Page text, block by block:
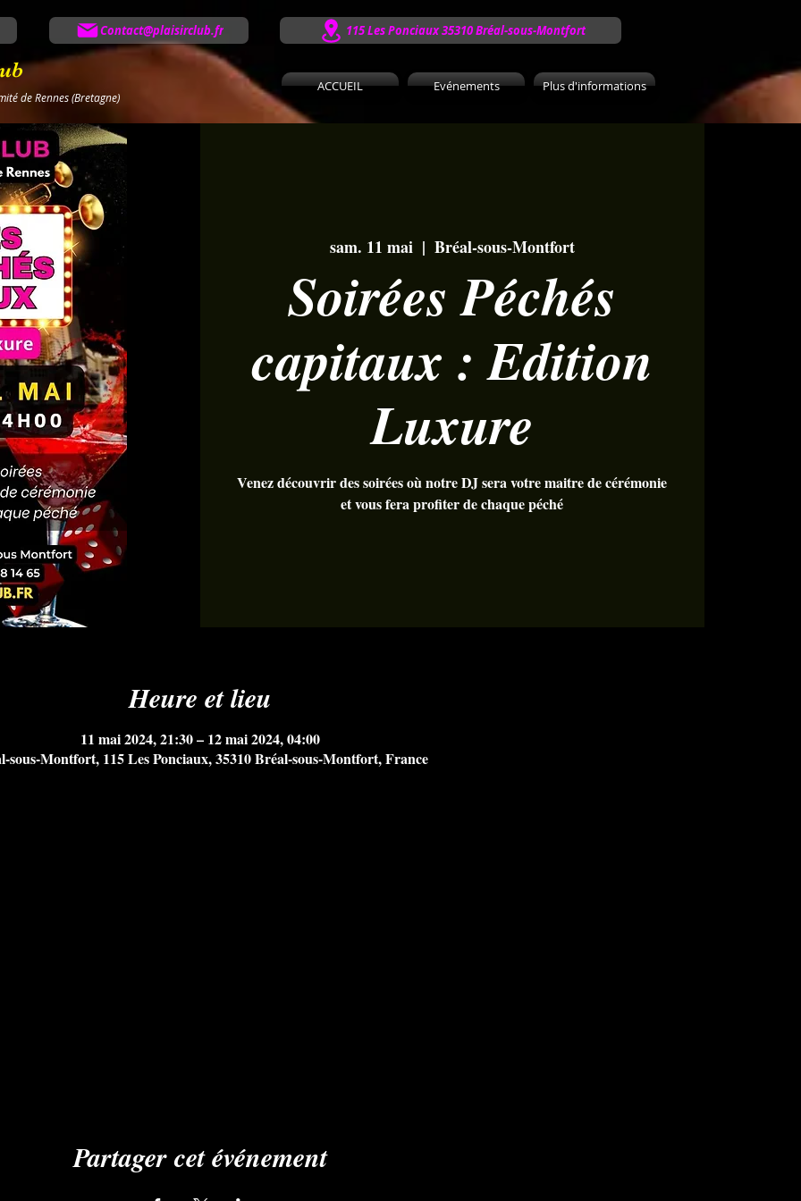
de Rennes (Bretagne)
ACCUEIL Evénements Plus d'informations
Contact@plaisirclub.fr 115 Les Ponciaux 35310 Bréal-sous-Montfort
sam. 11 mai
  |
Bréal-sous-Montfort
Soirées Péchés
capitaux : Edition
Luxure
Venez découvrir des soirées où notre DJ sera votre maitre de cérémonie
et vous fera profiter de chaque péché
Heure et lieu
11 mai 2024, 21:30 – 12 mai 2024, 04:00
sous-Montfort, 115 Les Ponciaux, 35310 Bréal-sous-Montfort, France
Partager cet événement